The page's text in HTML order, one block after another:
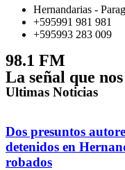
Hernandarias -
+595991 981 981
+595993 283 009
98.1 FM
La señal que
Ultimas Noticias
Dos presuntos
detenidos en
robados